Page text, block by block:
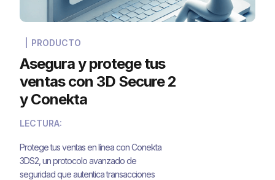
PRODUCTO
Asegura y protege tus
ventas con 3D Secure 2
y Conekta
LECTURA:
Protege tus ventas en línea con Conekta
3DS2, un protocolo avanzado de
seguridad que autentica transacciones